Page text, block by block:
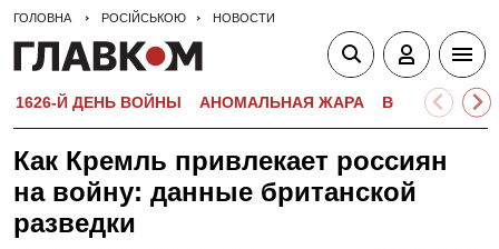
ГОЛОВНА РОСІЙСЬКОЮ НОВОСТИ
1626-Й ДЕНЬ ВОЙНЫ АНОМАЛЬНАЯ ЖАРА
Как Кремль привлекает россиян
на войну: данные британской
разведки